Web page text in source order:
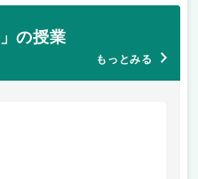
の授業
もっとみる